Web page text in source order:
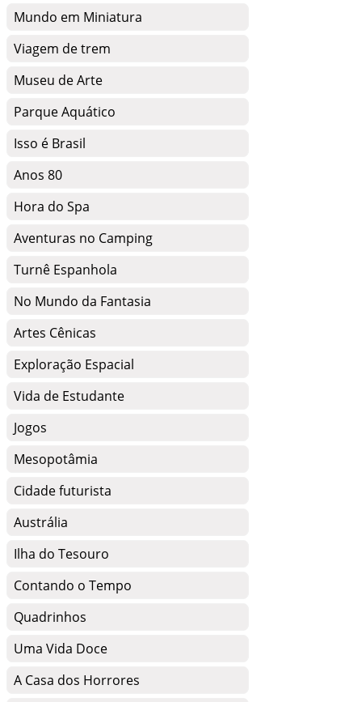
Mundo em Miniatura
Viagem de trem
Museu de Arte
Parque Aquático
Isso é Brasil
Anos 80
Hora do Spa
Aventuras no Camping
Turnê Espanhola
No Mundo da Fantasia
Artes Cênicas
Exploração Espacial
Vida de Estudante
Jogos
Mesopotâmia
Cidade futurista
Austrália
Ilha do Tesouro
Contando o Tempo
Quadrinhos
Uma Vida Doce
A Casa dos Horrores